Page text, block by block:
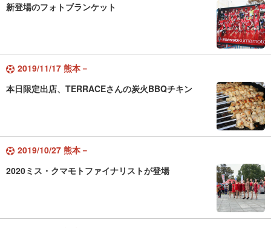
新登場のフォトブランケット
2019/11/17 熊本－
本日限定出店、TERRACEさんの炭火BBQチキン
2019/10/27 熊本－
2020ミス・クマモトファイナリストが登場